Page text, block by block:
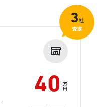
40 万
円
3社
査定